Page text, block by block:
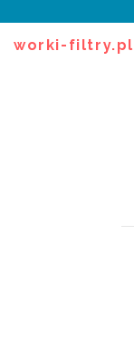
worki-filtry.pl